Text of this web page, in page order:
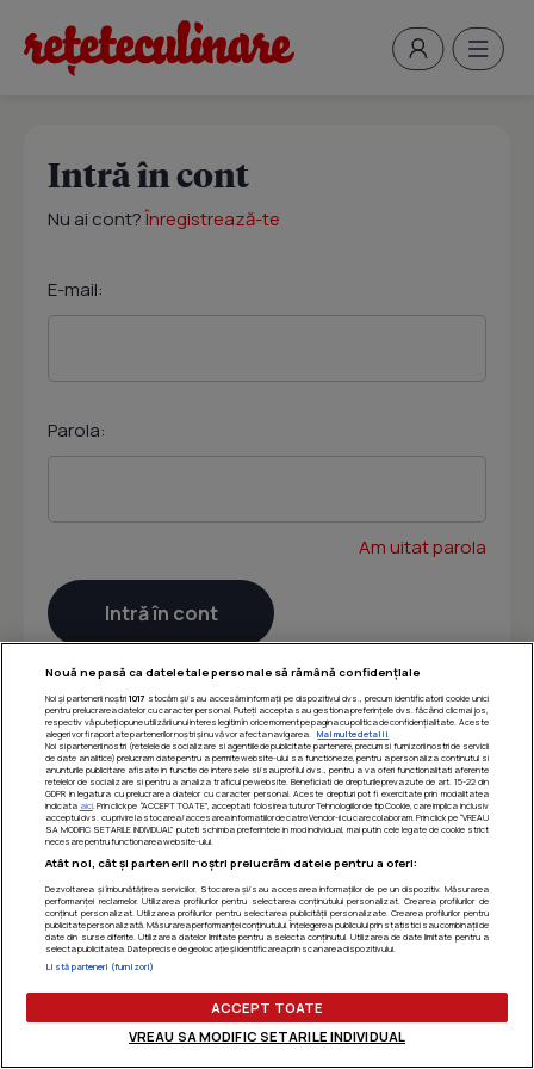
Intră în cont
Nu ai cont?Înregistrează-te
E-mail:
Parola:
Am uitat parola
Nouă ne pasă ca datele tale personale să rămână confidențiale
Noi și partenerii noștri 1017 stocăm și/sau accesăm informații pe dispozitivul dvs., precum identificatorii cookie unici
pentru prelucrarea datelor cu caracter personal. Puteți accepta sau gestiona preferințele dvs. făcând clic mai jos,
respectiv vă puteți opune utilizării unui interes legitim în orice moment pe pagina cu politica de confidențialitate. Aceste
alegeri vor fi raportate partenerilor noștri și nu vă vor afecta navigarea.
Mai multe detalii
Noi si partenerii nostri (retelele de socializare si agentiile de publicitate partenere, precum si furnizorii nostri de servicii
de date analitice) prelucram date pentru a permite website-ului sa functioneze, pentru a personaliza continutul si
anunturile publicitare afisate in functie de interesele si/sau profilul dvs., pentru a va oferi functionalitati aferente
retelelor de socializare si pentru a analiza traficul pe website. Beneficiati de drepturile prevazute de art. 15-22 din
GDPR in legatura cu prelucrarea datelor cu caracter personal. Aceste drepturi pot fi exercitate prin modalitatea
indicata aici. Prin click pe “ACCEPT TOATE”, acceptati folosirea tuturor Tehnologiilor de tip Cookie, care implica inclusiv
acceptul dvs. cu privire la stocarea/accesarea informatiilor de catre Vendor-ii cu care colaboram. Prin click pe “VREAU
SA MODIFIC SETARILE INDIVIDUAL” puteti schimba preferintele in mod individual, mai putin cele legate de cookie strict
necesare pentru functionarea website-ului.
Atât noi, cât și partenerii noștri prelucrăm datele pentru a oferi:
Dezvoltarea și îmbunătățirea serviciilor. Stocarea și/sau accesarea informațiilor de pe un dispozitiv. Măsurarea
performanței reclamelor. Utilizarea profilurilor pentru selectarea conținutului personalizat. Crearea profilurilor de
conținut personalizat. Utilizarea profilurilor pentru selectarea publicității personalizate. Crearea profilurilor pentru
publicitate personalizată. Măsurarea performanței conținutului. Înțelegerea publicului prin statistici sau combinații de
date din surse diferite. Utilizarea datelor limitate pentru a selecta conținutul. Utilizarea de date limitate pentru a
selecta publicitatea. Date precise de geolocație și identificarea prin scanarea dispozitivului.
Listă parteneri (furnizori)
ACCEPT TOATE
VREAU SA MODIFIC SETARILE INDIVIDUAL